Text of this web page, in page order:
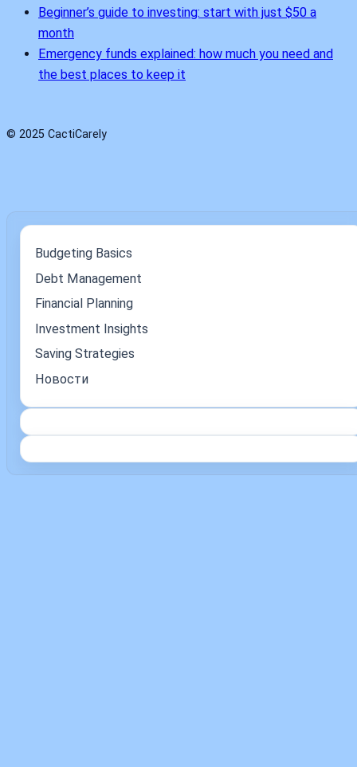
Beginner’s guide to investing: start with just $50 a
month
Emergency funds explained: how much you need and
the best places to keep it
© 2025 CactiCarely
Budgeting Basics
Debt Management
Financial Planning
Investment Insights
Saving Strategies
Новости